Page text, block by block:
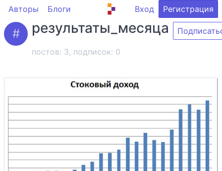
Авторы Блоги Вход Регистрация
результаты_месяца
постов: 3, подписок: 0